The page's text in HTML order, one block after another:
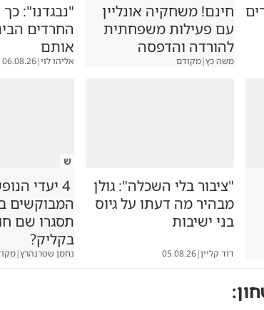
חינם! משחקיה אונליין
עם פעילות משפחתית
להורדה והדפסה
משה כץ|מקודם
"נבגדנו":
החרדים
אותם
אליהו לוי|
06.08.26
"ציבור בלי השכלה": גולן
מבהיר מה דעתו על גיוס
בני ישיבות
דוד קליין|
05.08.26
ש
4 יעדי
המבוקשים
תסגרו שם
בקליק?
נחמן שטרנהרץ|
: